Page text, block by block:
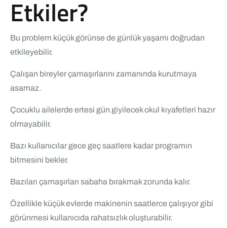
Etkiler?
Bu problem küçük görünse de günlük yaşamı doğrudan
etkileyebilir.
Çalışan bireyler çamaşırlarını zamanında kurutmaya
asamaz.
Çocuklu ailelerde ertesi gün giyilecek okul kıyafetleri hazır
olmayabilir.
Bazı kullanıcılar gece geç saatlere kadar programın
bitmesini bekler.
Bazıları çamaşırları sabaha bırakmak zorunda kalır.
Özellikle küçük evlerde makinenin saatlerce çalışıyor gibi
görünmesi kullanıcıda rahatsızlık oluşturabilir.